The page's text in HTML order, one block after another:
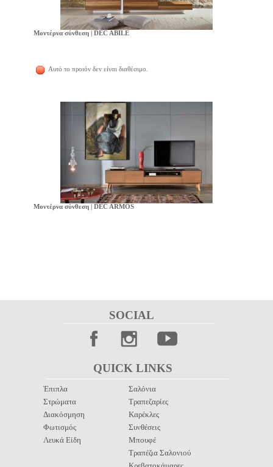
Μοντέρνα σύνθεση | DEC ABILE
Αυτό το προιόν δεν είναι διαθέσιμο.
Μοντέρνα σύνθεση | DEC ARMOS
QUICK LINKS
SOCIAL
Έπιπλα
Στρώματα
Διακόσμηση
Φωτισμός
Λευκά Είδη
Σαλόνια
Τραπεζαρίες
Καρέκλες
Συνθέσεις
Μπουφέ
Τραπέζια Σαλονιού